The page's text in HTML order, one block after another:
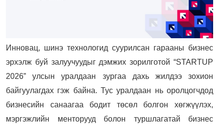
Инновац, шинэ технологид суурилсан гарааны бизнес
эрхэлж буй залуучуудыг дэмжих зорилготой “STARTUP
2026” улсын уралдаан зургаа дахь жилдээ зохион
байгуулагдах гэж байна. Тус уралдаан нь оролцогчдод
бизнесийн санаагаа бодит төсөл болгон хөгжүүлэх,
мэргэжлийн менторууд болон туршлагатай бизнес